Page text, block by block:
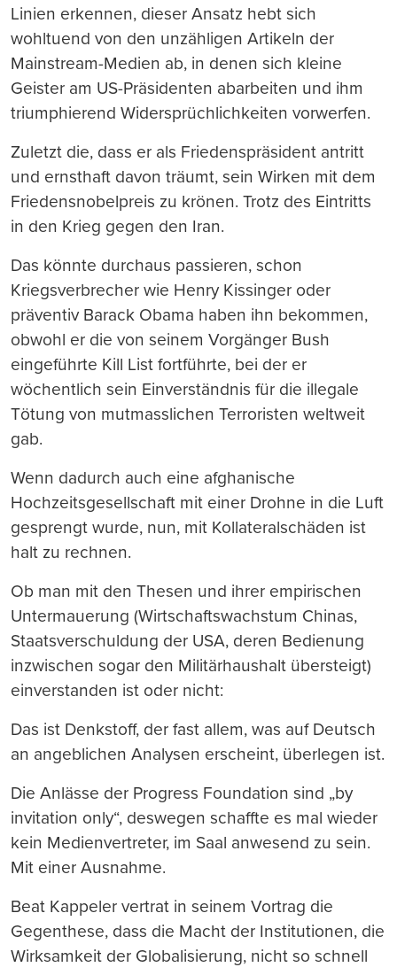
Linien erkennen, dieser Ansatz hebt sich
wohltuend von den unzähligen Artikeln der
Mainstream-Medien ab, in denen sich kleine
Geister am US-Präsidenten abarbeiten und ihm
triumphierend Widersprüchlichkeiten vorwerfen.
Zuletzt die, dass er als Friedenspräsident antritt
und ernsthaft davon träumt, sein Wirken mit dem
Friedensnobelpreis zu krönen. Trotz des Eintritts
in den Krieg gegen den Iran.
Das könnte durchaus passieren, schon
Kriegsverbrecher wie Henry Kissinger oder
präventiv Barack Obama haben ihn bekommen,
obwohl er die von seinem Vorgänger Bush
eingeführte Kill List fortführte, bei der er
wöchentlich sein Einverständnis für die illegale
Tötung von mutmasslichen Terroristen weltweit
gab.
Wenn dadurch auch eine afghanische
Hochzeitsgesellschaft mit einer Drohne in die Luft
gesprengt wurde, nun, mit Kollateralschäden ist
halt zu rechnen.
Ob man mit den Thesen und ihrer empirischen
Untermauerung (Wirtschaftswachstum Chinas,
Staatsverschuldung der USA, deren Bedienung
inzwischen sogar den Militärhaushalt übersteigt)
einverstanden ist oder nicht:
Das ist Denkstoff, der fast allem, was auf Deutsch
an angeblichen Analysen erscheint, überlegen ist.
Die Anlässe der Progress Foundation sind „by
invitation only“, deswegen schaffte es mal wieder
kein Medienvertreter, im Saal anwesend zu sein.
Mit einer Ausnahme.
Beat Kappeler vertrat in seinem Vortrag die
Gegenthese, dass die Macht der Institutionen, die
Wirksamkeit der Globalisierung, nicht so schnell